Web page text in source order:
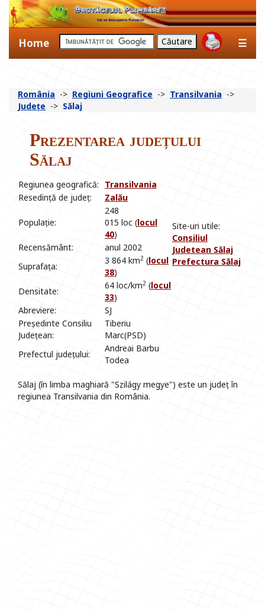
Home ☰
România -> Regiuni Geografice -> Transilvania ->
Județe -> Sălaj
Prezentarea județului
Sălaj
Regiunea geografică: Transilvania
Site-uri utile:
Consiliul
Judetean Sălaj
Prefectura Sălaj
Resedință de județ: Zalău
Populație:
248
015 loc (locul
40)
Recensământ:
anul 2002
Suprafața:
3 864 km2 (locul
38)
Densitate:
64 loc/km2 (locul
33)
Abreviere:
SJ
Președinte Consiliu
Județean:
Tiberiu
Marc(PSD)
Prefectul județului:
Andreai Barbu
Todea
Sălaj (în limba maghiară "Szilágy megye") este un județ în
regiunea Transilvania din România.